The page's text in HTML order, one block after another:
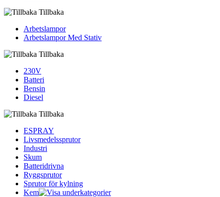
Tillbaka
Arbetslampor
Arbetslampor Med Stativ
Tillbaka
230V
Batteri
Bensin
Diesel
Tillbaka
ESPRAY
Livsmedelssprutor
Industri
Skum
Batteridrivna
Ryggsprutor
Sprutor för kylning
Kem